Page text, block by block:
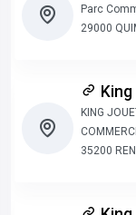
Parc
29000
KING
35200